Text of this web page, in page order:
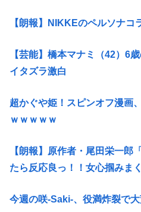
【朗報】NIKKEのペルソナコ
【芸能】橋本マナミ（42）6
イタズラ激白
超かぐや姫！スピンオフ漫画
ｗｗｗｗｗ
【朗報】原作者・尾田栄一郎
たら反応良っ！！女心掴みま
今週の咲-Saki-、役満炸裂で